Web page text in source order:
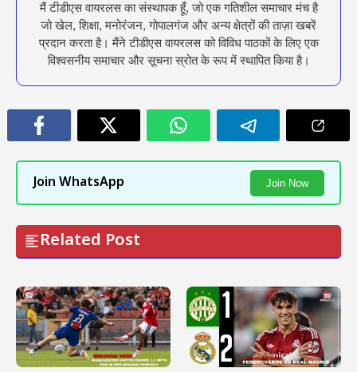
मैं टीडीएस वायरलस का संस्थापक हूँ, जो एक गतिशील समाचार मंच है
जो खेल, शिक्षा, मनोरंजन, गोपालगंज और अन्य क्षेत्रों की ताज़ा खबरें
प्रदान करता है। मैंने टीडीएस वायरलस को विविध पाठकों के लिए एक
विश्वसनीय समाचार और सूचना स्रोत के रूप में स्थापित किया है।
Join WhatsApp Join Now
Related Post